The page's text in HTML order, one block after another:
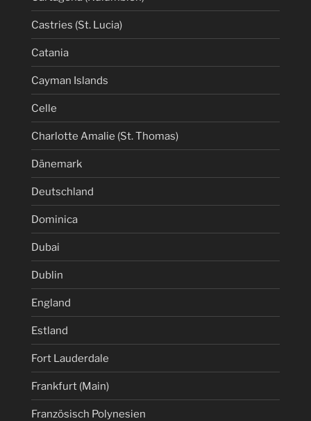
Castries (St. Lucia)
Catania
Cayman Islands
Celle
Charlotte Amalie (St. Thomas)
Dänemark
Deutschland
Dominica
Dubai
Dublin
England
Estland
Fort Lauderdale
Frankfurt (Main)
Französisch Polynesien